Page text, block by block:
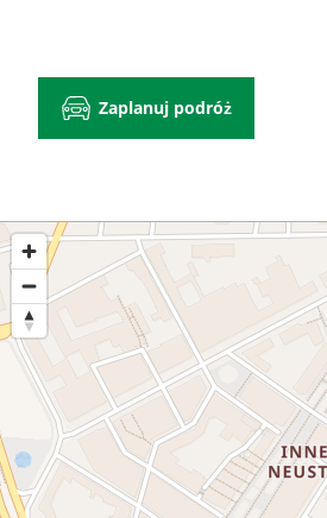
Zaplanuj podróż